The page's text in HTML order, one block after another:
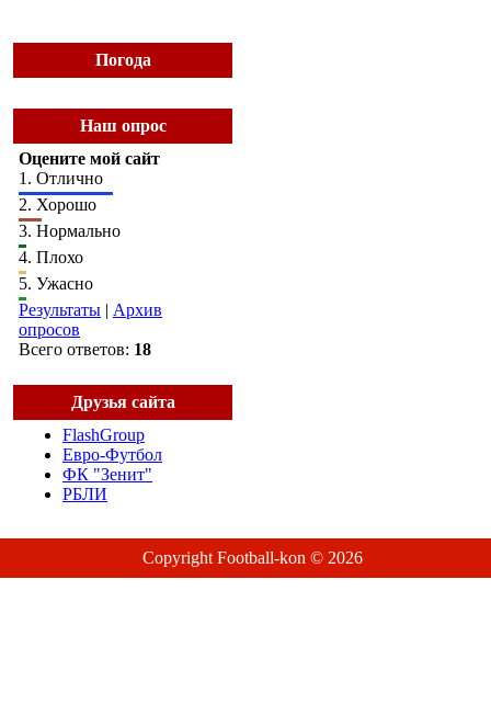
Погода
Наш опрос
Оцените мой сайт
1. Отлично
2. Хорошо
3. Нормально
4. Плохо
5. Ужасно
Результаты | Архив
опросов
Всего ответов: 18
Друзья сайта
FlashGroup
Евро-Футбол
ФК "Зенит"
РБЛИ
Copyright Football-kon © 2026